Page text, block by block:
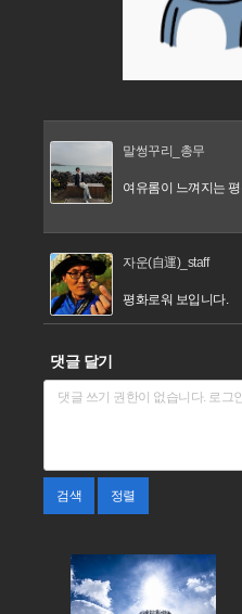
말썽꾸리_총무
여유롬이 느껴지는
자운(自運)_staff
평화로워 보입니다.
댓글 달기
검색 정렬